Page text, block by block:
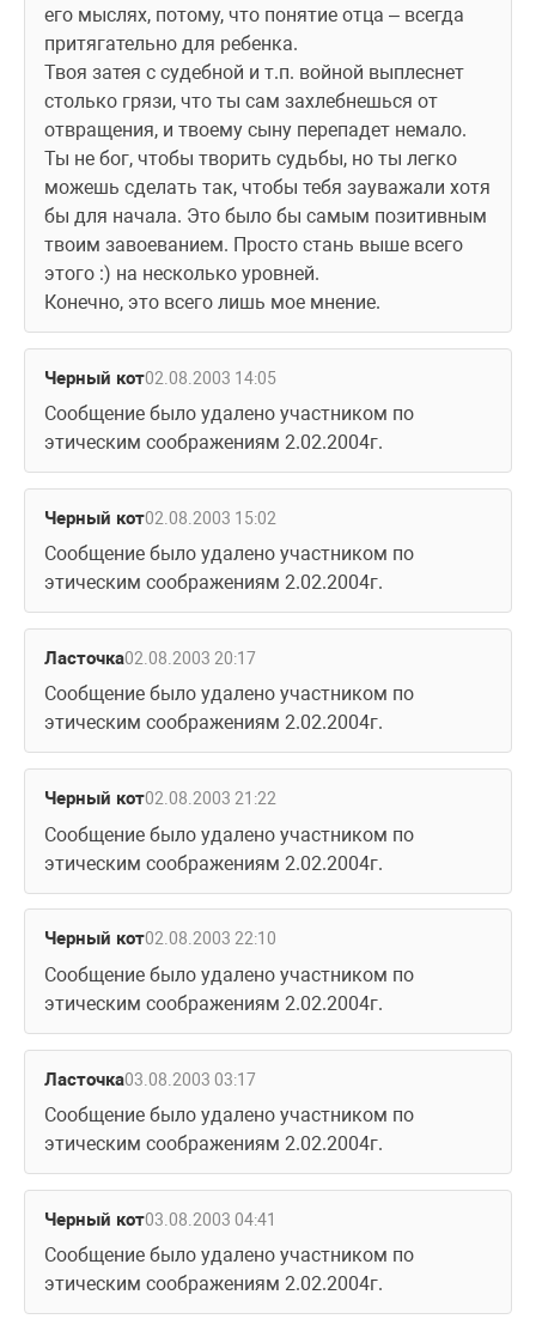
его мыслях, потому, что понятие отца – всегда
притягательно для ребенка.
Твоя затея с судебной и т.п. войной выплеснет
столько грязи, что ты сам захлебнешься от
отвращения, и твоему сыну перепадет немало.
Ты не бог, чтобы творить судьбы, но ты легко
можешь сделать так, чтобы тебя зауважали хотя
бы для начала. Это было бы самым позитивным
твоим завоеванием. Просто стань выше всего
этого :) на несколько уровней.
Конечно, это всего лишь мое мнение.
Черный кот02.08.2003 14:05
Сообщение было удалено участником по
этическим соображениям 2.02.2004г.
Черный кот02.08.2003 15:02
Сообщение было удалено участником по
этическим соображениям 2.02.2004г.
Ласточка02.08.2003 20:17
Сообщение было удалено участником по
этическим соображениям 2.02.2004г.
Черный кот02.08.2003 21:22
Сообщение было удалено участником по
этическим соображениям 2.02.2004г.
Черный кот02.08.2003 22:10
Сообщение было удалено участником по
этическим соображениям 2.02.2004г.
Ласточка03.08.2003 03:17
Сообщение было удалено участником по
этическим соображениям 2.02.2004г.
Черный кот03.08.2003 04:41
Сообщение было удалено участником по
этическим соображениям 2.02.2004г.